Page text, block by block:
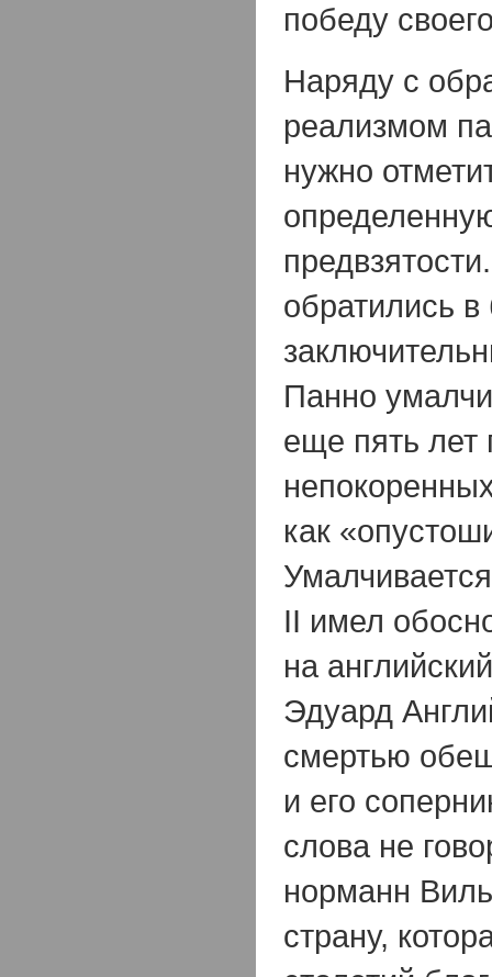
победу
Наряду с
реализмом
нужно
обратились в
Панно
еще пять лет
как
II имел
на
Эдуард
смертью
и его
слова не
норманн
страну,